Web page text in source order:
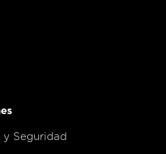
Seguridad